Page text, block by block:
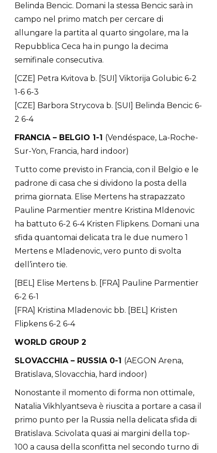
Belinda Bencic. Domani la stessa Bencic sarà in
campo nel primo match per cercare di
allungare la partita al quarto singolare, ma la
Repubblica Ceca ha in pungo la decima
semifinale consecutiva.
[CZE] Petra Kvitova b. [SUI] Viktorija Golubic 6-2
1-6 6-3
[CZE] Barbora Strycova b. [SUI] Belinda Bencic 6-
2 6-4
FRANCIA – BELGIO 1-1 (Vendéspace, La-Roche-
Sur-Yon, Francia, hard indoor)
Tutto come previsto in Francia, con il Belgio e le
padrone di casa che si dividono la posta della
prima giornata. Elise Mertens ha strapazzato
Pauline Parmentier mentre Kristina Mldenovic
ha battuto 6-2 6-4 Kristen Flipkens. Domani una
sfida quantomai delicata tra le due numero 1
Mertens e Mladenovic, vero punto di svolta
dell’intero tie.
[BEL] Elise Mertens b. [FRA] Pauline Parmentier
6-2 6-1
[FRA] Kristina Mladenovic bb. [BEL] Kristen
Flipkens 6-2 6-4
WORLD GROUP 2
SLOVACCHIA – RUSSIA 0-1 (AEGON Arena,
Bratislava, Slovacchia, hard indoor)
Nonostante il momento di forma non ottimale,
Natalia Vikhlyantseva è riuscita a portare a casa il
primo punto per la Russia nella delicata sfida di
Bratislava. Scivolata quasi ai margini della top-
100 a causa della sconfitta nel secondo turno di